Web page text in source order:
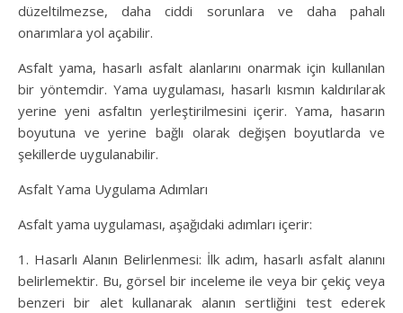
düzeltilmezse, daha ciddi sorunlara ve daha pahalı
onarımlara yol açabilir.
Asfalt yama, hasarlı asfalt alanlarını onarmak için kullanılan
bir yöntemdir. Yama uygulaması, hasarlı kısmın kaldırılarak
yerine yeni asfaltın yerleştirilmesini içerir. Yama, hasarın
boyutuna ve yerine bağlı olarak değişen boyutlarda ve
şekillerde uygulanabilir.
Asfalt Yama Uygulama Adımları
Asfalt yama uygulaması, aşağıdaki adımları içerir:
1. Hasarlı Alanın Belirlenmesi: İlk adım, hasarlı asfalt alanını
belirlemektir. Bu, görsel bir inceleme ile veya bir çekiç veya
benzeri bir alet kullanarak alanın sertliğini test ederek